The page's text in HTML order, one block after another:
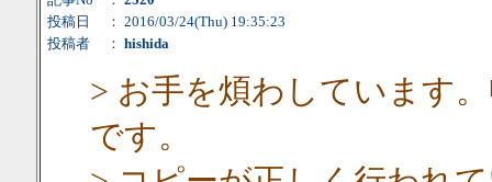
投稿日
： 2016/03/24(Thu) 19:35:23
投稿者
： hishida
> お手を煩わしています
です。